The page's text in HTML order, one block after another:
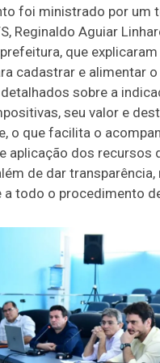
foi ministrado por um
Reginaldo Aguiar
que
cadastrar e alimentar
sobre a
seu valor e
o que facilita o
aplicação dos recursos
de dar
a todo o procedimento